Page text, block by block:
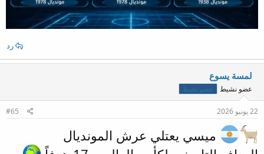
رد
لمسة يسوع
عضو نشيط عضو نشيط
22 يونيو 2026 #65
ميسي يعتلي عرش المونديال